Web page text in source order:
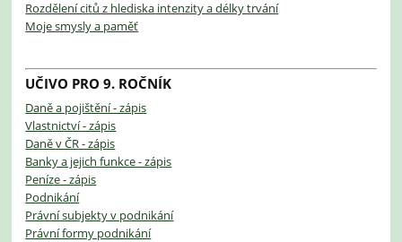
Rozdělení citů z hlediska intenzity a délky trvání
Moje smysly a paměť
UČIVO PRO 9. ROČNÍK
Daně a pojištění - zápis
Vlastnictví - zápis
Daně v ČR - zápis
Banky a jejich funkce - zápis
Peníze - zápis
Podnikání
Právní subjekty v podnikání
Právní formy podnikání